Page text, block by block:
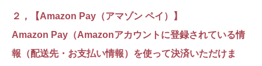
２，【Amazon Pay（アマゾン ペイ）】
Amazon Pay（Amazonアカウントに登録されている情
報（配送先・お支払い情報）を使って決済いただけま